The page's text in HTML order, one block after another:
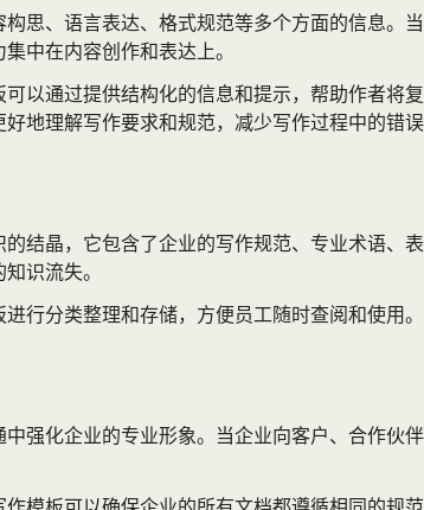
思、语言表达、格式规范等多个方面的信息。当
中在内容创作和表达上。
以通过提供结构化的信息和提示，帮助作者将复
地理解写作要求和规范，减少写作过程中的错误
结晶，它包含了企业的写作规范、专业术语、表
识流失。
行分类整理和存储，方便员工随时查阅和使用。
强化企业的专业形象。当企业向客户、合作伙伴